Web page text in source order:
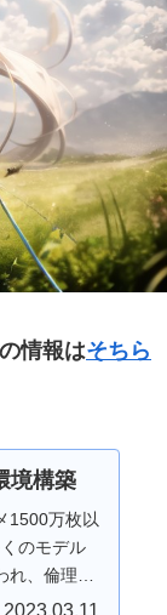
情報はそちら
境構築
1500万枚以
のモデル
れ、倫理上
をベー
2023.03.11